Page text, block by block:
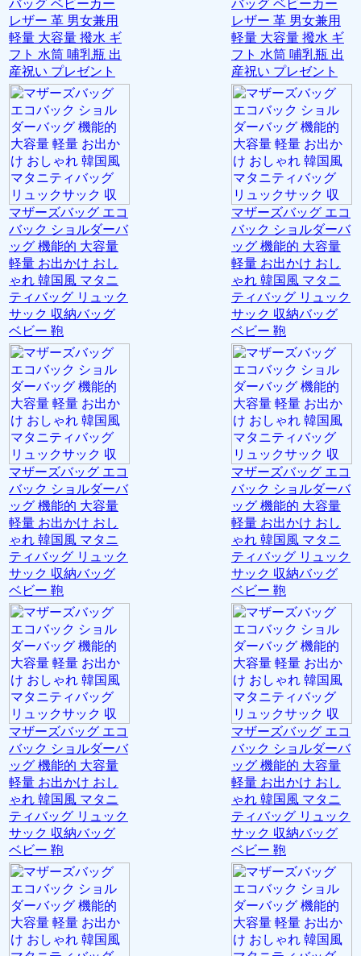
バッグ ベビーカー
レザー 革 男女兼用
軽量 大容量 撥水 ギ
フト 水筒 哺乳瓶 出
産祝い プレゼント
バッグ ベビーカー
レザー 革 男女兼用
軽量 大容量 撥水 ギ
フト 水筒 哺乳瓶 出
産祝い プレゼント
マザーズバッグ エコ
バック ショルダーバ
ッグ 機能的 大容量
軽量 お出かけ おし
ゃれ 韓国風 マタニ
ティバッグ リュック
サック 収納バッグ
ベビー 鞄
マザーズバッグ エコ
バック ショルダーバ
ッグ 機能的 大容量
軽量 お出かけ おし
ゃれ 韓国風 マタニ
ティバッグ リュック
サック 収納バッグ
ベビー 鞄
マザーズバッグ エコ
バック ショルダーバ
ッグ 機能的 大容量
軽量 お出かけ おし
ゃれ 韓国風 マタニ
ティバッグ リュック
サック 収納バッグ
ベビー 鞄
マザーズバッグ エコ
バック ショルダーバ
ッグ 機能的 大容量
軽量 お出かけ おし
ゃれ 韓国風 マタニ
ティバッグ リュック
サック 収納バッグ
ベビー 鞄
マザーズバッグ エコ
バック ショルダーバ
ッグ 機能的 大容量
軽量 お出かけ おし
ゃれ 韓国風 マタニ
ティバッグ リュック
サック 収納バッグ
ベビー 鞄
マザーズバッグ エコ
バック ショルダーバ
ッグ 機能的 大容量
軽量 お出かけ おし
ゃれ 韓国風 マタニ
ティバッグ リュック
サック 収納バッグ
ベビー 鞄